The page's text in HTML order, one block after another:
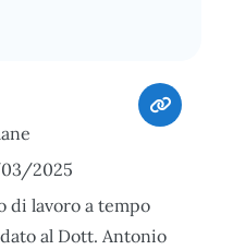
2025
di lavoro a tempo
al Dott. Antonio